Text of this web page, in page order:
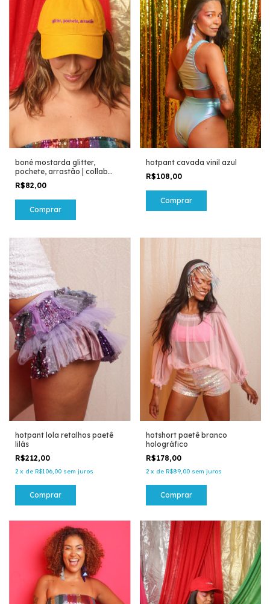
boné mostarda glitter,
pochete, arrastão | collab
com Pri Glenda
R$82,00
hotpant cavada vinil azul
R$108,00
Comprar
hotpant lola retalhos paetê
lilás
R$212,00
2 x de R$106,00 sem juros
Comprar
hotshort paetê branco
holográfico
R$178,00
2 x de R$89,00 sem juros
Comprar